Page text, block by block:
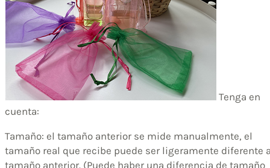
Tenga en
cuenta:
Tamaño: el tamaño anterior se mide manualmente, el
tamaño real que recibe puede ser ligeramente diferente
tamaño anterior. (Puede haber una diferencia de tamaño